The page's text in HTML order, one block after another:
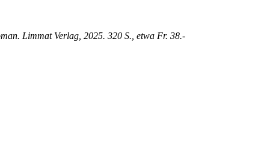
Limmat Verlag, 2025. 320 S., etwa Fr. 38.-